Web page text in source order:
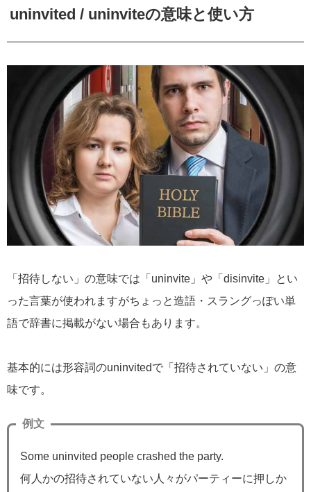
uninvited / uninviteの意味と使い方
「招待しない」の意味では「uninvite」や「disinvite」とい
った言葉が使われますがちょっと造語・スラングっぽい単
語で辞書に掲載がない場合もあります。
基本的には形容詞のuninvitedで「招待されていない」の意
味です。
例文
Some uninvited people crashed the party.
何人かの招待されていない人々がパーティーに押しか